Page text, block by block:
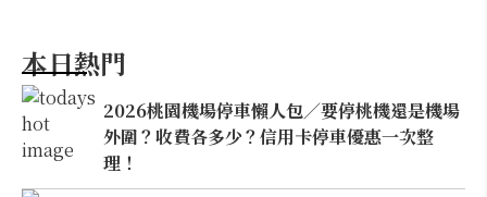
本日熱門
2026桃園機場停車懶人包／要停桃機還是機場
外圍？收費各多少？信用卡停車優惠一次整
理！